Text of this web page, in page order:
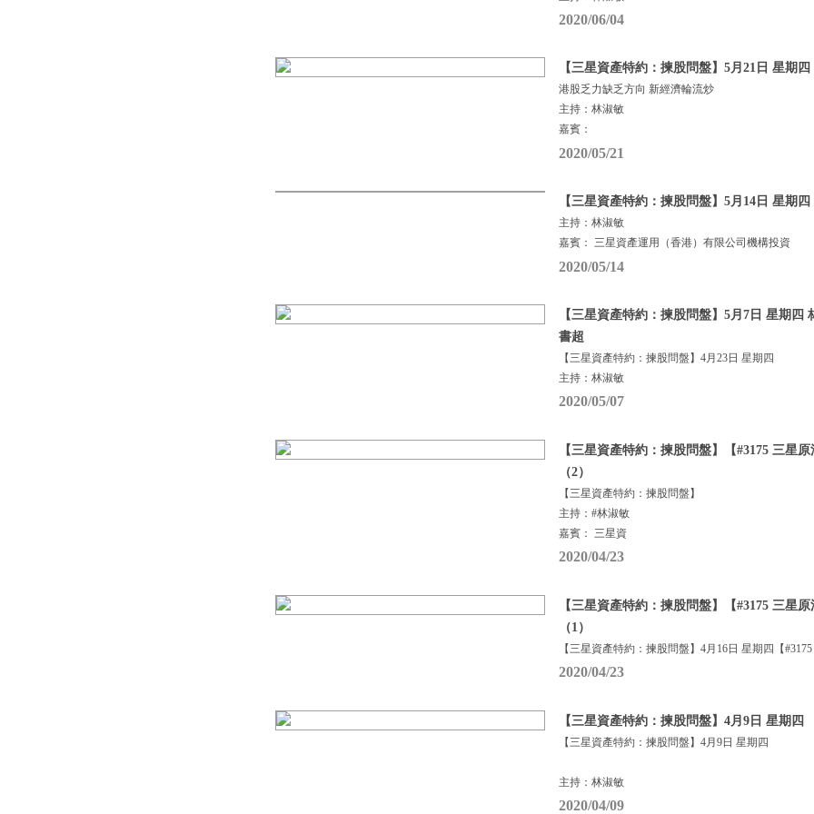
2020/06/04
【三星資產特約：揀股問盤】5月21日 星期四
港股乏力缺乏方向 新經濟輪流炒
主持：林淑敏
嘉賓：
2020/05/21
【三星資產特約：揀股問盤】5月14日 星期四
主持：林淑敏
嘉賓： 三星資產運用（香港）有限公司機構投資
2020/05/14
【三星資產特約：揀股問盤】5月7日 星期四
書超
【三星資產特約：揀股問盤】4月23日 星期四
主持：林淑敏
2020/05/07
【三星資產特約：揀股問盤】【#3175 三星
（2）
【三星資產特約：揀股問盤】
主持：#林淑敏
嘉賓： 三星資
2020/04/23
【三星資產特約：揀股問盤】【#3175 三星
（1）
【三星資產特約：揀股問盤】4月16日 星期四【#3175
2020/04/23
【三星資產特約：揀股問盤】4月9日 星期四
【三星資產特約：揀股問盤】4月9日 星期四
主持：林淑敏
2020/04/09